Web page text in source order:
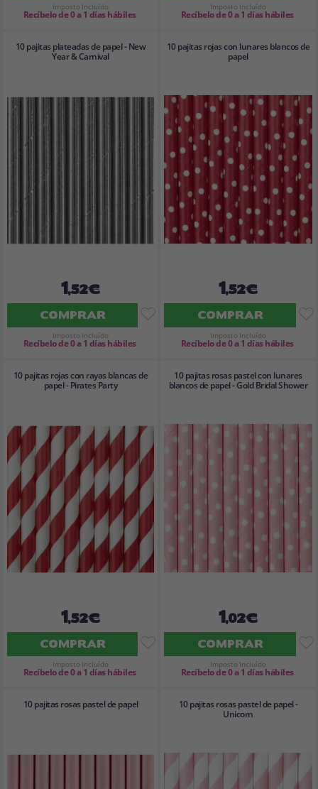
Imposto Incluído
Recíbelo de 0 a 1 días hábiles
Imposto Incluído
Recíbelo de 0 a 1 días hábiles
10 pajitas plateadas de papel - New
Year & Carnival
1,52€
COMPRAR
Imposto Incluído
Recíbelo de 0 a 1 días hábiles
10 pajitas rojas con lunares blancos de
papel
1,52€
COMPRAR
Imposto Incluído
Recíbelo de 0 a 1 días hábiles
10 pajitas rojas con rayas blancas de
papel - Pirates Party
1,52€
COMPRAR
Imposto Incluído
Recíbelo de 0 a 1 días hábiles
10 pajitas rosas pastel con lunares
blancos de papel - Gold Bridal Shower
1,02€
COMPRAR
Imposto Incluído
Recíbelo de 0 a 1 días hábiles
10 pajitas rosas pastel de papel
10 pajitas rosas pastel de papel -
Unicorn